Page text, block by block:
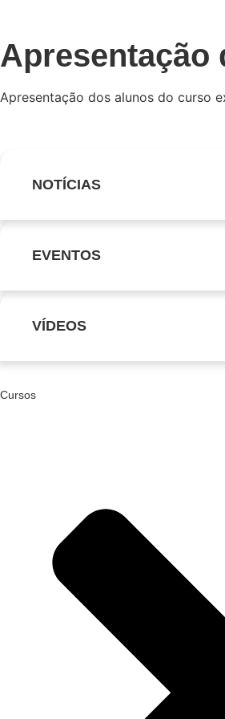
Apresentação
Apresentação dos alunos do curso
NOTÍCIAS
EVENTOS
VÍDEOS
Cursos